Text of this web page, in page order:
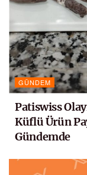
GÜNDEM
Patiswiss
Küflü Ürün
Gündemde